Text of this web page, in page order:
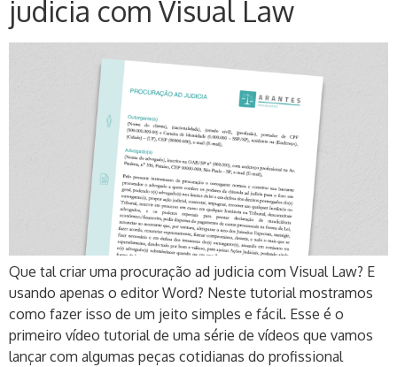
judicia com Visual Law
Que tal criar uma procuração ad judicia com Visual Law? E
usando apenas o editor Word? Neste tutorial mostramos
como fazer isso de um jeito simples e fácil. Esse é o
primeiro vídeo tutorial de uma série de vídeos que vamos
lançar com algumas peças cotidianas do profissional